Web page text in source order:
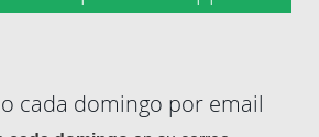
cada domingo por email